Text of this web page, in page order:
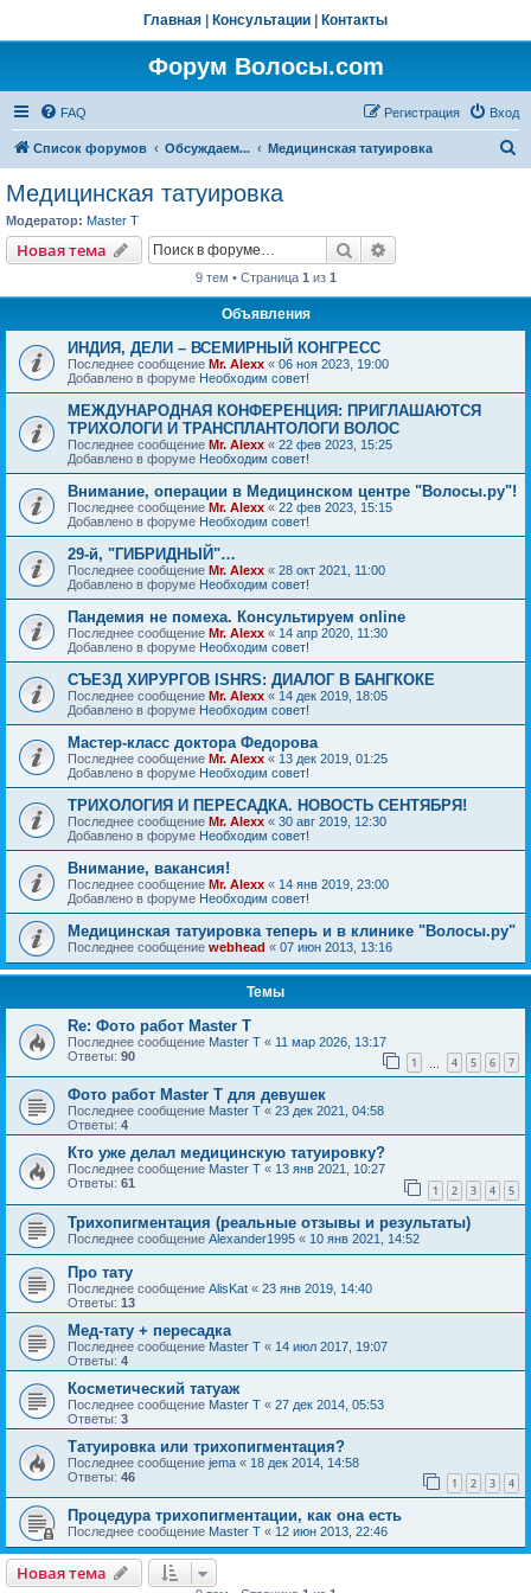
Главная Консультации Контакты
Форум Волосы.com
FAQ Вход
Регистрация
Список форумов Обсуждаем... Медицинская татуировка
Медицинская татуировка
Модератор: Master T
Новая тема Поиск
9 тем • Страница 1 из 1
Объявления
ИНДИЯ, ДЕЛИ – ВСЕМИРНЫЙ КОНГРЕСС
Последнее сообщение Mr. Alexx « 06 ноя 2023, 19:00
Добавлено в форуме Необходим совет!
МЕЖДУНАРОДНАЯ КОНФЕРЕНЦИЯ: ПРИГЛАШАЮТСЯ
ТРИХОЛОГИ И ТРАНСПЛАНТОЛОГИ ВОЛОС
Последнее сообщение Mr. Alexx « 22 фев 2023, 15:25
Добавлено в форуме Необходим совет!
Внимание, операции в Медицинском центре "Волосы.ру"!
Последнее сообщение Mr. Alexx « 22 фев 2023, 15:15
Добавлено в форуме Необходим совет!
29-й, "ГИБРИДНЫЙ"…
Последнее сообщение Mr. Alexx « 28 окт 2021, 11:00
Добавлено в форуме Необходим совет!
Пандемия не помеха. Консультируем online
Последнее сообщение Mr. Alexx « 14 апр 2020, 11:30
Добавлено в форуме Необходим совет!
СЪЕЗД ХИРУРГОВ ISHRS: ДИАЛОГ В БАНГКОКЕ
Последнее сообщение Mr. Alexx « 14 дек 2019, 18:05
Добавлено в форуме Необходим совет!
Мастер-класс доктора Федорова
Последнее сообщение Mr. Alexx « 13 дек 2019, 01:25
Добавлено в форуме Необходим совет!
ТРИХОЛОГИЯ И ПЕРЕСАДКА. НОВОСТЬ СЕНТЯБРЯ!
Последнее сообщение Mr. Alexx « 30 авг 2019, 12:30
Добавлено в форуме Необходим совет!
Внимание, вакансия!
Последнее сообщение Mr. Alexx « 14 янв 2019, 23:00
Добавлено в форуме Необходим совет!
Медицинская татуировка теперь и в клинике "Волосы.ру"
Последнее сообщение webhead « 07 июн 2013, 13:16
Темы
Re: Фото работ Master T
Последнее сообщение Master T « 11 мар 2026, 13:17
Ответы: 90 1 4 5 6 7
Фото работ Master T для девушек
Последнее сообщение Master T « 23 дек 2021, 04:58
Ответы: 4
Кто уже делал медицинскую татуировку?
Последнее сообщение Master T « 13 янв 2021, 10:27
Ответы: 61 1 2 3 4 5
Трихопигментация (реальные отзывы и результаты)
Последнее сообщение Alexander1995 « 10 янв 2021, 14:52
Про тату
Последнее сообщение AlisKat « 23 янв 2019, 14:40
Ответы: 13
Мед-тату + пересадка
Последнее сообщение Master T « 14 июл 2017, 19:07
Ответы: 4
Косметический татуаж
Последнее сообщение Master T « 27 дек 2014, 05:53
Ответы: 3
Татуировка или трихопигментация?
Последнее сообщение jema « 18 дек 2014, 14:58
Ответы: 46 1 2 3 4
Процедура трихопигментации, как она есть
Последнее сообщение Master T « 12 июн 2013, 22:46
Новая тема